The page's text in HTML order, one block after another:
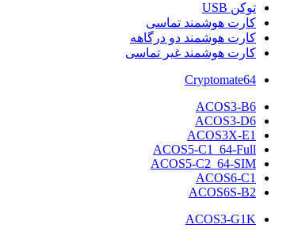
توکن USB
کارت هوشمند تماسی
کارت هوشمند دو درگاهه
کارت هوشمند غیر تماسی
Cryptomate64
ACOS3-B6
ACOS3-D6
ACOS3X-E1
ACOS5-C1_64-Full
ACOS5-C2_64-SIM
ACOS6-C1
ACOS6S-B2
ACOS3-G1K